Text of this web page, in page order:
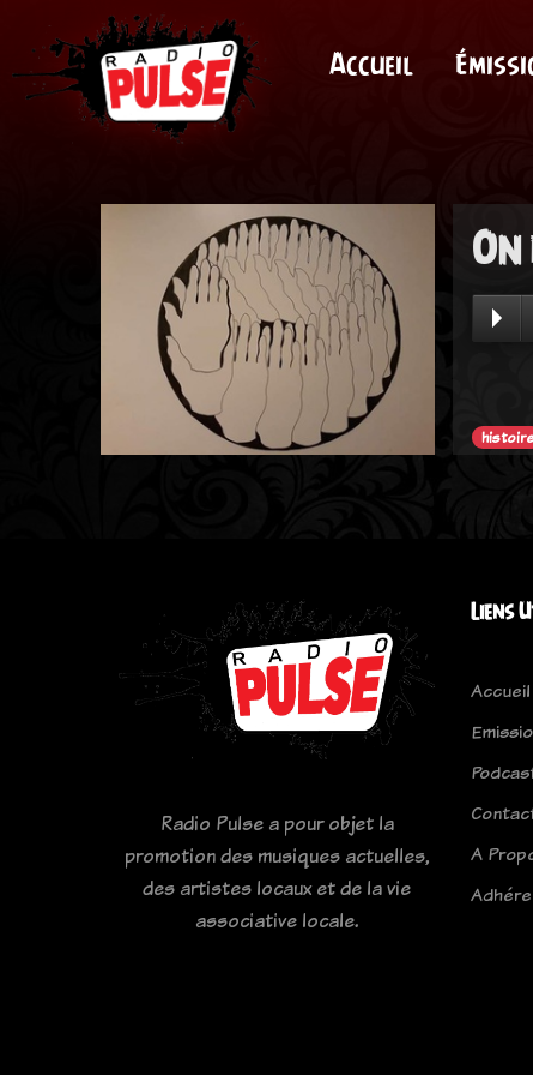
Accueil
histoire
Radio Pulse a pour objet la
promotion des musiques actuelles,
des artistes locaux et de la vie
associative locale.
Liens
Accueil
A